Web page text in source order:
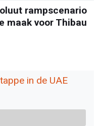
rampscenario
maak voor Thibau
in de UAE